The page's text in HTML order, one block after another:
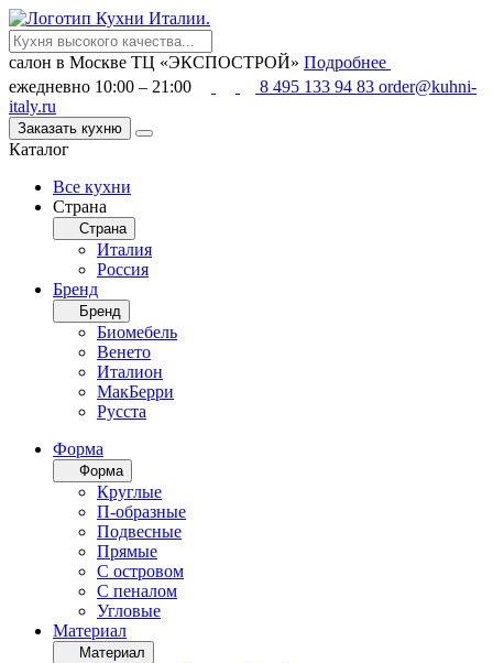
салон в Москве ТЦ «ЭКСПОСТРОЙ» Подробнее
ежедневно 10:00 – 21:00
8 495 133 94 83 order@kuhni-
italy.ru
Заказать кухню
Каталог
Все кухни
Страна
Страна
Италия
Россия
Бренд
Бренд
Биомебель
Венето
Италион
МакБерри
Русста
Форма
Форма
Круглые
П-образные
Подвесные
Прямые
С островом
С пеналом
Угловые
Материал
Материал